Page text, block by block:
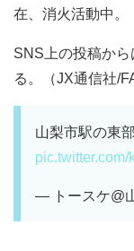
在、消火活動中。
SNS上の投稿か
る。（JX通信社/
山梨市駅の東
— トースケ@